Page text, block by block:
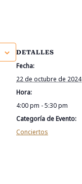
DETALLES
Fecha:
22 de octubre de 2024
Hora:
4:00 pm - 5:30 pm
Categoría de Evento:
Conciertos